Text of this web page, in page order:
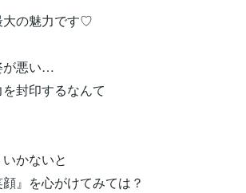
大の魅力です♡
が悪い…
封印するなんて
かないと
』を心がけてみては？